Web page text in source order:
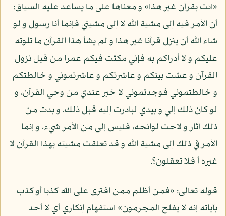
«ائت بقرآن غير هذا» و معناها على ما يساعد عليه السياق:
أن الأمر فيه إلى مشية الله لا إلى مشيتي فإنما أنا رسول و لو
شاء الله أن ينزل قرآنا غير هذا و لم يشأ هذا القرآن ما تلوته
عليكم و لا أدراكم به فإني مكثت فيكم عمرا من قبل نزول
القرآن و عشت بينكم و عاشرتكم و عاشرتموني و خالطتكم
و خالطتموني فوجدتموني لا خبر عندي من وحي القرآن، و
لو كان ذلك إلي و بيدي لبادرت إليه قبل ذلك، و بدت من
ذلك آثار و لاحت لوائحه، فليس إلي من الأمر شيء، و إنما
الأمر في ذلك إلى مشية الله و قد تعلقت مشيته بهذا القرآن لا
غيره أ فلا تعقلون؟.
قوله تعالى: «فمن أظلم ممن افترى على الله كذبا أو كذب
بآياته إنه لا يفلح المجرمون» استفهام إنكاري أي لا أحد